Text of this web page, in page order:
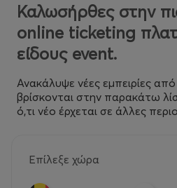
Καλωσήρθες στην
online ticketing
είδους event.
Ανακάλυψε νέες εμπειρίες
βρίσκονται στην παρακάτω
ό,τι νέο έρχεται σε άλλες
Επίλεξε χώρα